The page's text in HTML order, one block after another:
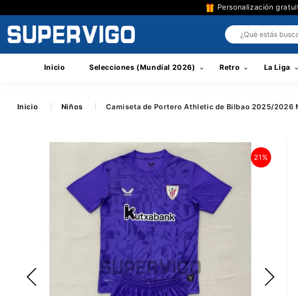
Personalización
Inicio Selecciones (Mundial 2026) Retro La Liga
Inicio Niños Camiseta de Portero Athletic de Bilbao 2025/2026
21%